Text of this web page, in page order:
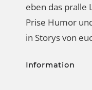
eben das pralle
Prise Humor
in Storys von
Information